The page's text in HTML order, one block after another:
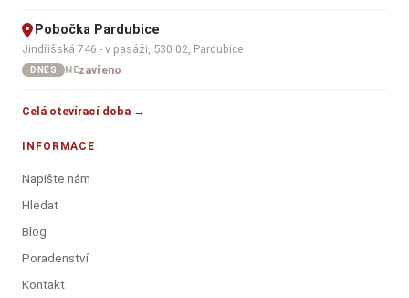
Pobočka Pardubice
Jindřišská 746 - v pasáži, 530 02, Pardubice
DNES NEzavřeno
Celá otevírací doba →
INFORMACE
Napište nám
Hledat
Blog
Poradenství
Kontakt